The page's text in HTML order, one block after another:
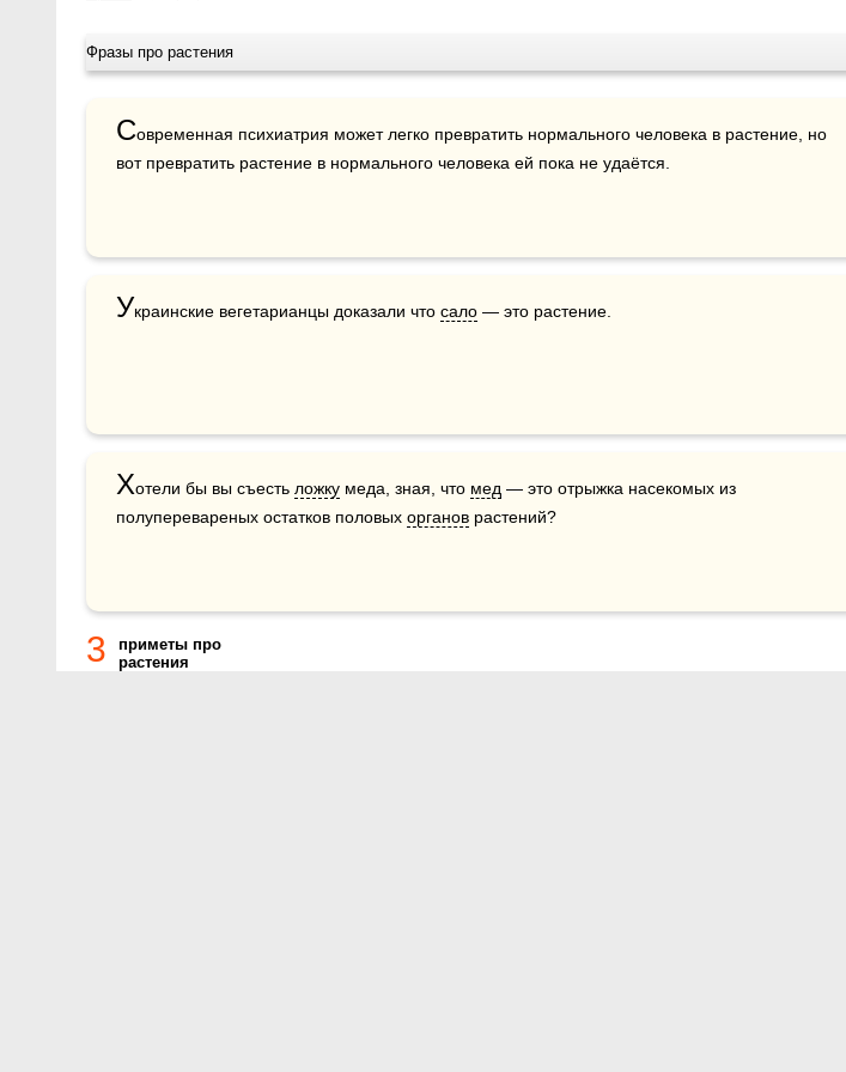
Фразы про растения
Современная психиатрия может легко превратить нормального человека в растение, но
вот превратить растение в нормального человека ей пока не удаётся.
Украинские вегетарианцы доказали что сало — это растение.
Хотели бы вы съесть ложку меда, зная, что мед — это отрыжка насекомых из
полуперевареных остатков половых органов растений?
3
приметы про
растения